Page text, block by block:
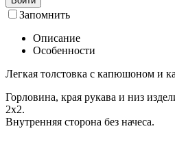
Запомнить
Описание
Особенности
Легкая толстовка с капюшоном и
Горловина, края рукава и низ
2х2.
Внутренняя сторона без начеса.